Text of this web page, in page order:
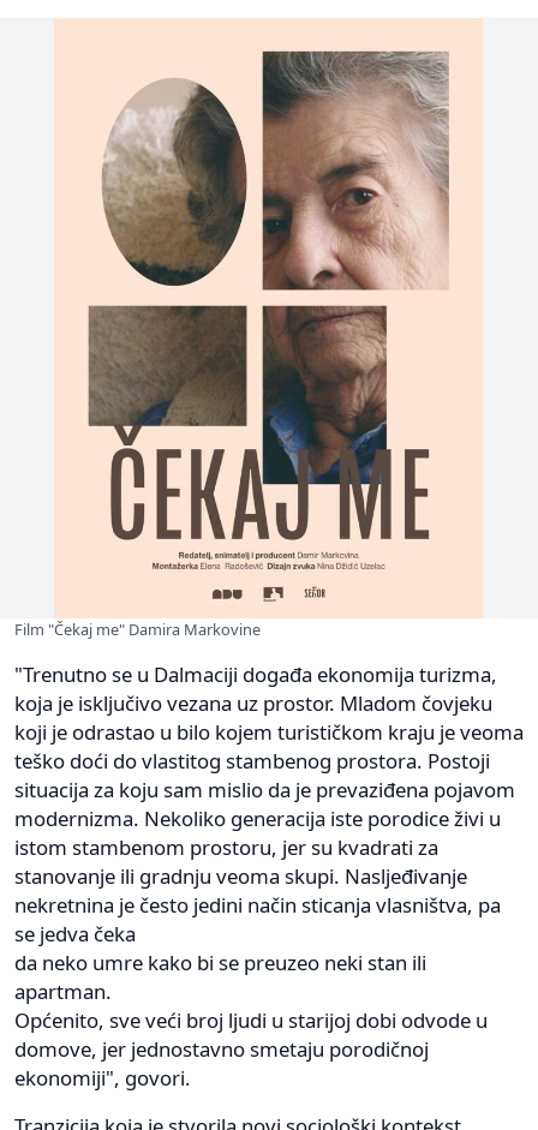
Film "Čekaj me" Damira Markovine
"Trenutno se u Dalmaciji događa ekonomija turizma,
koja je isključivo vezana uz prostor. Mladom čovjeku
koji je odrastao u bilo kojem turističkom kraju je veoma
teško doći do vlastitog stambenog prostora. Postoji
situacija za koju sam mislio da je prevaziđena pojavom
modernizma. Nekoliko generacija iste porodice živi u
istom stambenom prostoru, jer su kvadrati za
stanovanje ili gradnju veoma skupi. Nasljeđivanje
nekretnina je često jedini način sticanja vlasništva, pa
se jedva čeka
da neko umre kako bi se preuzeo neki stan ili
apartman.
Općenito, sve veći broj ljudi u starijoj dobi odvode u
domove, jer jednostavno smetaju porodičnoj
ekonomiji", govori.